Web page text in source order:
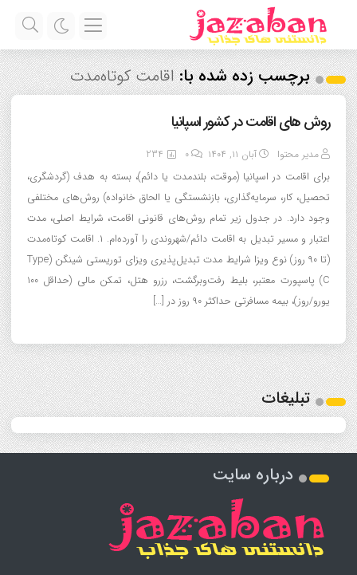
برچسب زده شده با:اقامت کوتاه‌مدت
روش های اقامت در کشور اسپانیا
مدیر محتوا آبان ۱۱, ۱۴۰۴ 0
234
برای اقامت در اسپانیا (موقت، بلندمدت یا دائم)، بسته به هدف (گردشگری،
تحصیل، کار، سرمایه‌گذاری، بازنشستگی یا الحاق خانواده) روش‌های مختلفی
وجود دارد. در جدول زیر تمام روش‌های قانونی اقامت، شرایط اصلی، مدت
اعتبار و مسیر تبدیل به اقامت دائم/شهروندی را آورده‌ام. ۱. اقامت کوتاه‌مدت
(تا ۹۰ روز) نوع ویزا شرایط مدت تبدیل‌پذیری ویزای توریستی شینگن (Type
C) پاسپورت معتبر، بلیط رفت‌وبرگشت، رزرو هتل، تمکن مالی (حداقل ۱۰۰
یورو/روز)، بیمه مسافرتی حداکثر ۹۰ روز در […]
تبلیغات
درباره سایت